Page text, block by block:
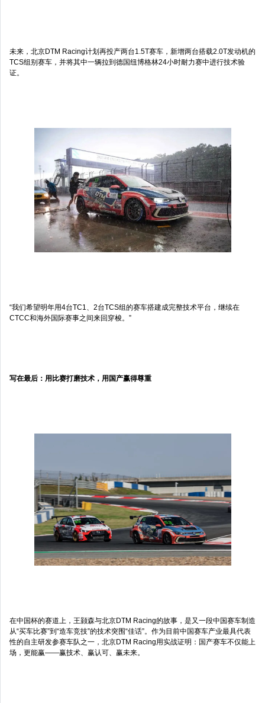
未来，北京DTM Racing计划再投产两台1.5T赛车，新增两台搭载2.0T发动机的
TCS组别赛车，并将其中一辆拉到德国纽博格林24小时耐力赛中进行技术验
证。
“我们希望明年用4台TC1、2台TCS组的赛车搭建成完整技术平台，继续在
CTCC和海外国际赛事之间来回穿梭。”
写在最后：用比赛打磨技术，用国产赢得尊重
在中国杯的赛道上，王颢森与北京DTM Racing的故事，是又一段中国赛车制造
从“买车比赛”到“造车竞技”的技术突围“佳话”。作为目前中国赛车产业最具代表
性的自主研发参赛车队之一，北京DTM Racing用实战证明：国产赛车不仅能上
场，更能赢——赢技术、赢认可、赢未来。